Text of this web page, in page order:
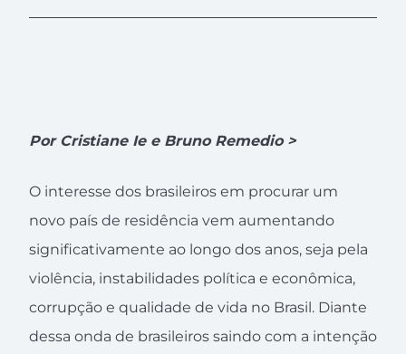
Por Cristiane Ie e Bruno Remedio >
O interesse dos brasileiros em procurar um
novo país de residência vem aumentando
significativamente ao longo dos anos, seja pela
violência, instabilidades política e econômica,
corrupção e qualidade de vida no Brasil. Diante
dessa onda de brasileiros saindo com a intenção